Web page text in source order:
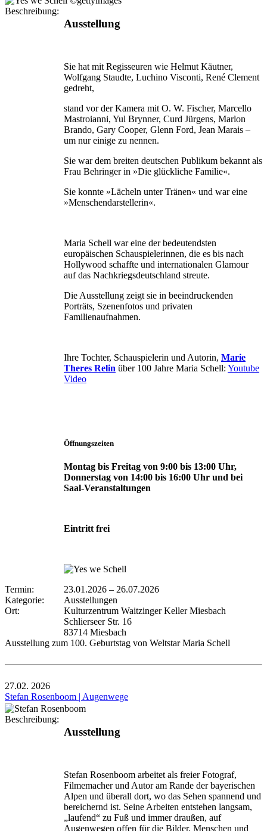
Beschreibung:
Ausstellung
Sie hat mit Regisseuren wie Helmut Käutner,
Wolfgang Staudte, Luchino Visconti, René Clement
gedreht,
stand vor der Kamera mit O. W. Fischer, Marcello
Mastroianni, Yul Brynner, Curd Jürgens, Marlon
Brando, Gary Cooper, Glenn Ford, Jean Marais –
um nur einige zu nennen.
Sie war dem breiten deutschen Publikum bekannt als
Frau Behringer in »Die glückliche Familie«.
Sie konnte »Lächeln unter Tränen« und war eine
»Menschendarstellerin«.
Maria Schell war eine der bedeutendsten
europäischen Schauspielerinnen, die es bis nach
Hollywood schaffte und internationalen Glamour
auf das Nachkriegsdeutschland streute.
Die Ausstellung zeigt sie in beeindruckenden
Porträts, Szenenfotos und privaten
Familienaufnahmen.
Ihre Tochter, Schauspielerin und Autorin, Marie
Theres Relin über 100 Jahre Maria Schell: Youtube
Video
Öffnungszeiten
Montag bis Freitag von 9:00 bis 13:00 Uhr,
Donnerstag von 14:00 bis 16:00 Uhr und bei
Saal-Veranstaltungen
Eintritt frei
Termin: 23.01.2026 – 26.07.2026
Kategorie:
Ausstellungen
Ort:
Kulturzentrum Waitzinger Keller Miesbach
Schlierseer Str. 16
83714 Miesbach
Ausstellung zum 100. Geburtstag von Weltstar Maria Schell
27.02. 2026
Stefan Rosenboom | Augenwege
Beschreibung:
Ausstellung
Stefan Rosenboom arbeitet als freier Fotograf,
Filmemacher und Autor am Rande der bayerischen
Alpen und überall dort, wo das Sehen spannend und
bereichernd ist. Seine Arbeiten entstehen langsam,
„laufend“ zu Fuß und immer draußen, auf
Augenwegen offen für die Bilder, Menschen und